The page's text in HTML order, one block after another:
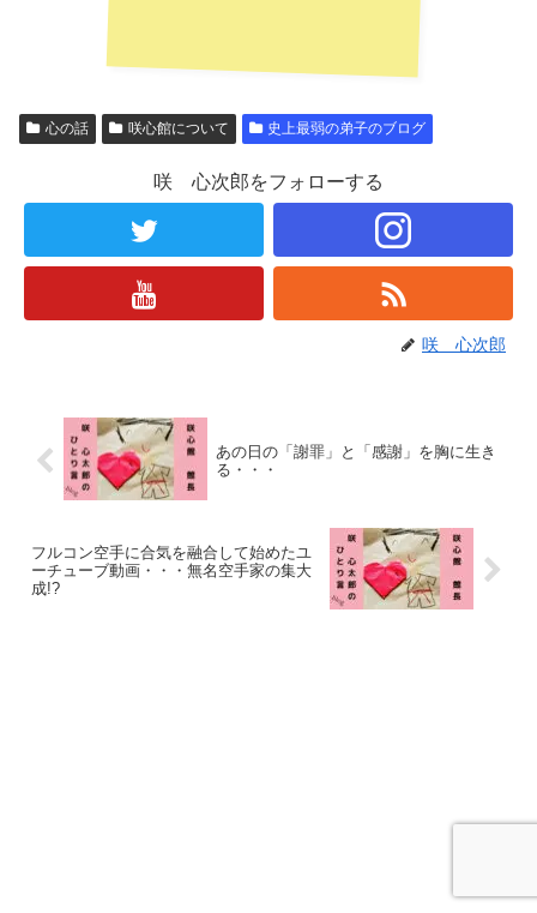
心の話 咲心館について 史上最弱の弟子のブログ
咲 心次郎をフォローする
咲 心次郎
あの日の「謝罪」と「感謝」を胸に生き
る・・・
フルコン空手に合気を融合して始めたユ
ーチューブ動画・・・無名空手家の集大
成!?